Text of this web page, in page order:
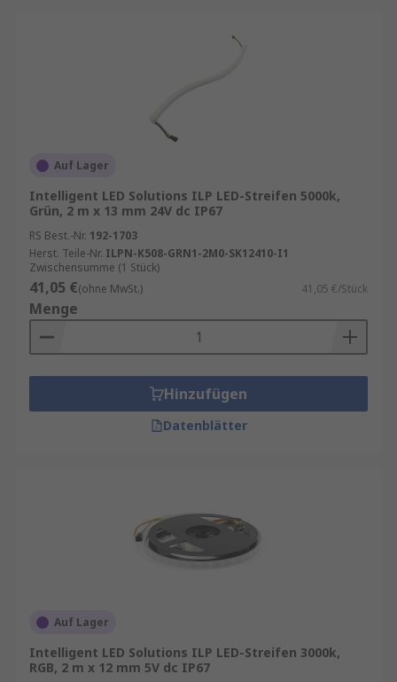
Auf Lager
Intelligent LED Solutions ILP LED-Streifen 5000k,
Grün, 2 m x 13 mm 24V dc IP67
RS Best.-Nr. 192-1703
Herst. Teile-Nr. ILPN-K508-GRN1-2M0-SK12410-I1
Zwischensumme (1 Stück)
41,05 €(ohne MwSt.) 41,05 €/Stück
Menge
Hinzufügen
Datenblätter
Auf Lager
Intelligent LED Solutions ILP LED-Streifen 3000k,
RGB, 2 m x 12 mm 5V dc IP67